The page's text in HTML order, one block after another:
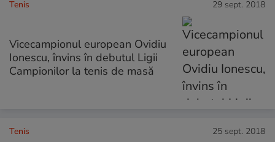
Tenis 29 sept. 2018
Vicecampionul european Ovidiu
Ionescu, învins în debutul Ligii
Campionilor la tenis de masă
Tenis 25 sept. 2018